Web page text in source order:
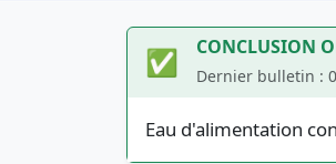
✅ CONCLUSION
Dernier bulletin :
Eau d'alimentation